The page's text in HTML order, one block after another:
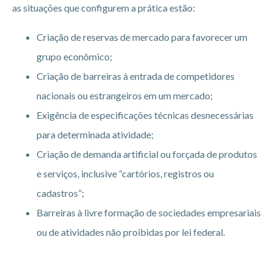
as situações que configurem a prática estão:
Criação de reservas de mercado para favorecer um
grupo econômico;
Criação de barreiras à entrada de competidores
nacionais ou estrangeiros em um mercado;
Exigência de especificações técnicas desnecessárias
para determinada atividade;
Criação de demanda artificial ou forçada de produtos
e serviços, inclusive “cartórios, registros ou
cadastros”;
Barreiras à livre formação de sociedades empresariais
ou de atividades não proibidas por lei federal.